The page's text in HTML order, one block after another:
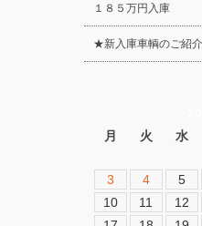
１８５万円入庫
★新入庫車輌のご紹
月
火 水
3
4 5
10
11 12